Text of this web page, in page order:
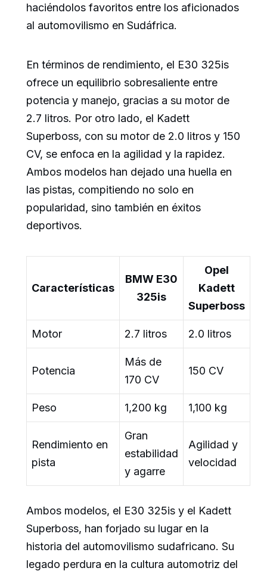
haciéndolos favoritos entre los aficionados
al automovilismo en Sudáfrica.
En términos de rendimiento, el E30 325is
ofrece un equilibrio sobresaliente entre
potencia y manejo, gracias a su motor de
2.7 litros. Por otro lado, el Kadett
Superboss, con su motor de 2.0 litros y 150
CV, se enfoca en la agilidad y la rapidez.
Ambos modelos han dejado una huella en
las pistas, compitiendo no solo en
popularidad, sino también en éxitos
deportivos.
Características
BMW E30
325is
Opel
Kadett
Superboss
Motor 2.7 litros 2.0 litros
Potencia
Más de
170 CV
150 CV
Peso 1,200 kg 1,100 kg
Rendimiento en
pista
Gran
estabilidad
y agarre
Agilidad y
velocidad
Ambos modelos, el E30 325is y el Kadett
Superboss, han forjado su lugar en la
historia del automovilismo sudafricano. Su
legado perdura en la cultura automotriz del